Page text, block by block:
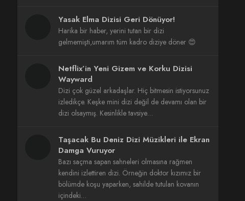
Yasak Elma Dizisi Geri Dönüyor!
Harika bir haber, yerini tutan bir dizi
gelmemişti,umarım tüm kadro diziye döner 😍
Netflix’in Yeni Gizem ve Korku Dizisi
Wayward
Dizi çok güzel arkadaşlar. Hiç bitmesin istiyorsunuz
izledikçe. Keşke mini dizi değil de devamı olan bir
dizi olsaymış. Kesinlikle tavsiye…
Taşacak Bu Deniz Dizi Müzikleri ile Ekran
Damga Vuruyor
Bazı saçma sapan sahneleri olmasına rağmen
kendini izlettiren dizi. Örneğin doktor kızımız bir
bölümde koşu yaparken, sahilde tutulan kovanın
içindeki…